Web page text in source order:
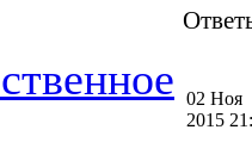
02 Ноя
2015